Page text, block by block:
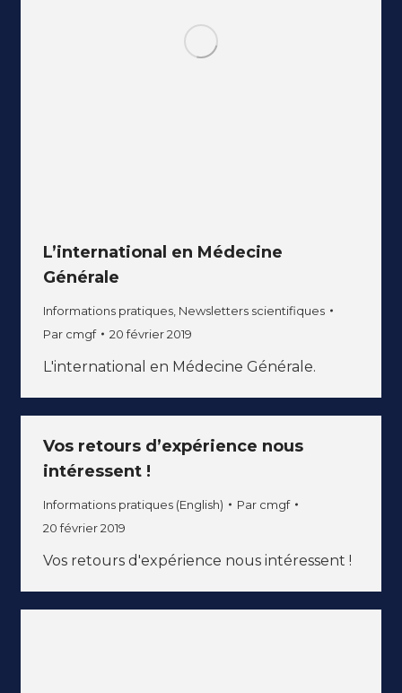
L’international en Médecine
Générale
Informations pratiques, Newsletters scientifiques
Par cmgf 20 février 2019
L'international en Médecine Générale.
Vos retours d’expérience nous
intéressent !
Informations pratiques (English) Par cmgf
20 février 2019
Vos retours d'expérience nous intéressent !